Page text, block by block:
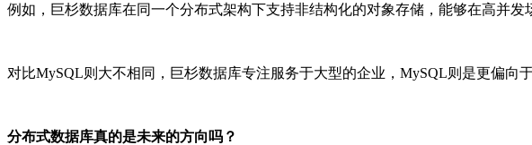
例如，巨杉数据库在同一个分布式架构下支持非结构化的对象存储，能够在高并
对比MySQL则大不相同，巨杉数据库专注服务于大型的企业，MySQL则是更偏向
分布式数据库真的是未来的方向吗？